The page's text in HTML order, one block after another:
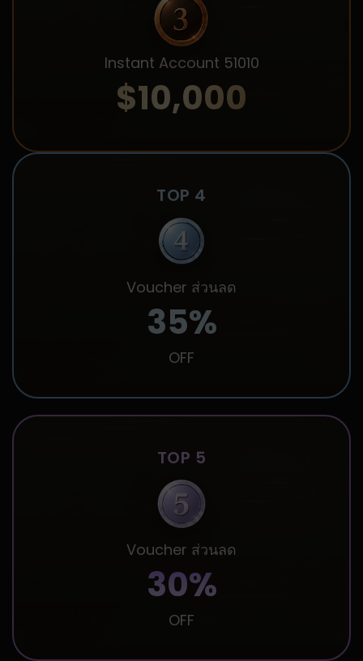
Instant Account 51010
$10,000
TOP 4
Voucher ส่วนลด
35%
OFF
TOP 5
Voucher ส่วนลด
30%
OFF